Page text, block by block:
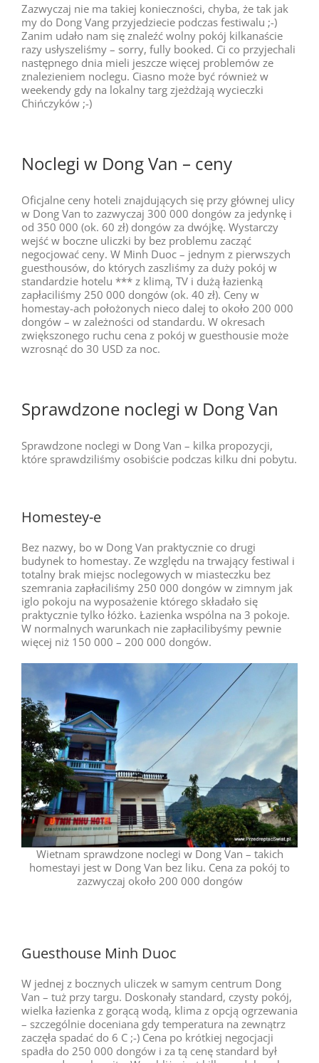
Zazwyczaj nie ma takiej konieczności, chyba, że tak jak
my do Dong Vang przyjedziecie podczas festiwalu ;-)
Zanim udało nam się znaleźć wolny pokój kilkanaście
razy usłyszeliśmy – sorry, fully booked. Ci co przyjechali
następnego dnia mieli jeszcze więcej problemów ze
znalezieniem noclegu. Ciasno może być również w
weekendy gdy na lokalny targ zjeżdżają wycieczki
Chińczyków ;-)
Noclegi w Dong Van – ceny
Oficjalne ceny hoteli znajdujących się przy głównej ulicy
w Dong Van to zazwyczaj 300 000 dongów za jedynkę i
od 350 000 (ok. 60 zł) dongów za dwójkę. Wystarczy
wejść w boczne uliczki by bez problemu zacząć
negocjować ceny. W Minh Duoc – jednym z pierwszych
guesthousów, do których zaszliśmy za duży pokój w
standardzie hotelu *** z klimą, TV i dużą łazienką
zapłaciliśmy 250 000 dongów (ok. 40 zł). Ceny w
homestay-ach położonych nieco dalej to około 200 000
dongów – w zależności od standardu. W okresach
zwiększonego ruchu cena z pokój w guesthousie może
wzrosnąć do 30 USD za noc.
Sprawdzone noclegi w Dong Van
Sprawdzone noclegi w Dong Van – kilka propozycji,
które sprawdziliśmy osobiście podczas kilku dni pobytu.
Homestey-e
Bez nazwy, bo w Dong Van praktycznie co drugi
budynek to homestay. Ze względu na trwający festiwal i
totalny brak miejsc noclegowych w miasteczku bez
szemrania zapłaciliśmy 250 000 dongów w zimnym jak
iglo pokoju na wyposażenie którego składało się
praktycznie tylko łóżko. Łazienka wspólna na 3 pokoje.
W normalnych warunkach nie zapłacilibyśmy pewnie
więcej niż 150 000 – 200 000 dongów.
Wietnam sprawdzone noclegi w Dong Van – takich
homestayi jest w Dong Van bez liku. Cena za pokój to
zazwyczaj około 200 000 dongów
Guesthouse Minh Duoc
W jednej z bocznych uliczek w samym centrum Dong
Van – tuż przy targu. Doskonały standard, czysty pokój,
wielka łazienka z gorącą wodą, klima z opcją ogrzewania
– szczególnie doceniana gdy temperatura na zewnątrz
zaczęła spadać do 6 C ;-) Cena po krótkiej negocjacji
spadła do 250 000 dongów i za tą cenę standard był